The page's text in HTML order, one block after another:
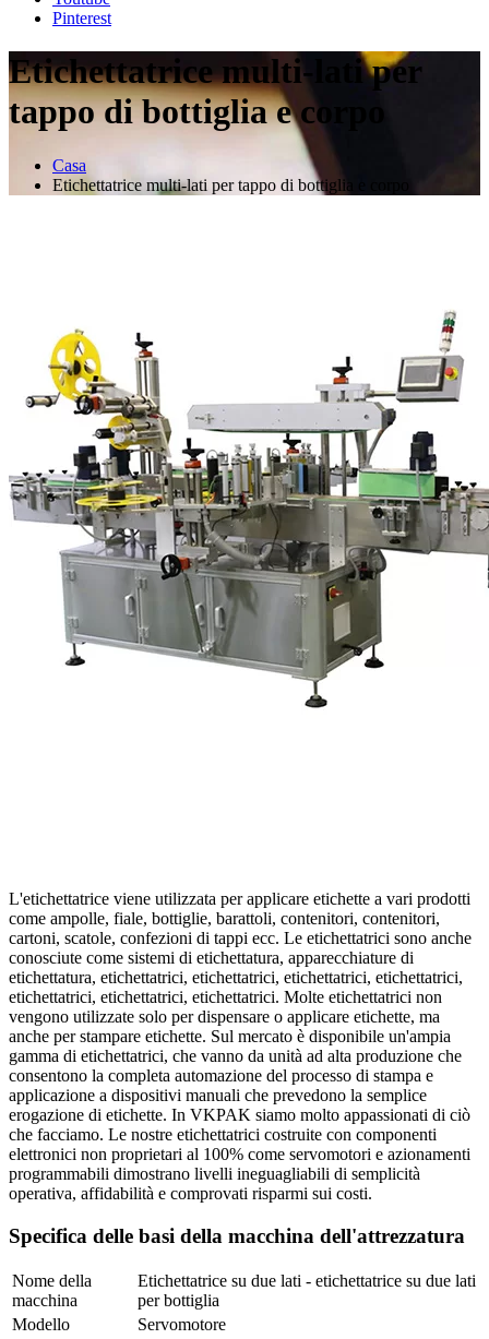
Pinterest
Etichettatrice multi-lati per
tappo di bottiglia e corpo
Casa
Etichettatrice multi-lati per tappo di bottiglia e corpo
L'etichettatrice viene utilizzata per applicare etichette a vari prodotti
come ampolle, fiale, bottiglie, barattoli, contenitori, contenitori,
cartoni, scatole, confezioni di tappi ecc. Le etichettatrici sono anche
conosciute come sistemi di etichettatura, apparecchiature di
etichettatura, etichettatrici, etichettatrici, etichettatrici, etichettatrici,
etichettatrici, etichettatrici, etichettatrici. Molte etichettatrici non
vengono utilizzate solo per dispensare o applicare etichette, ma
anche per stampare etichette. Sul mercato è disponibile un'ampia
gamma di etichettatrici, che vanno da unità ad alta produzione che
consentono la completa automazione del processo di stampa e
applicazione a dispositivi manuali che prevedono la semplice
erogazione di etichette. In VKPAK siamo molto appassionati di ciò
che facciamo. Le nostre etichettatrici costruite con componenti
elettronici non proprietari al 100% come servomotori e azionamenti
programmabili dimostrano livelli ineguagliabili di semplicità
operativa, affidabilità e comprovati risparmi sui costi.
Specifica delle basi della macchina dell'attrezzatura
Nome della
macchina
Etichettatrice su due lati - etichettatrice su due lati
per bottiglia
Modello
Servomotore